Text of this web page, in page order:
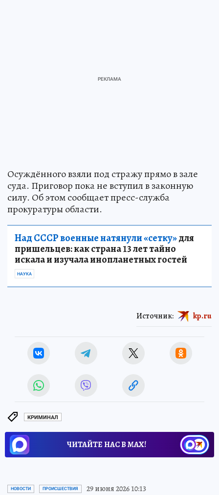
Осуждённого взяли под стражу прямо в зале
суда. Приговор пока не вступил в законную
силу. Об этом сообщает пресс-служба
прокуратуры области.
Над СССР военные натянули «сетку»для
пришельцев: как страна 13 лет тайно
искала и изучала инопланетных гостей
НАУКА
Источник: kp.ru
КРИМИНАЛ
ЧИТАЙТЕ НАС В МАХ!
НОВОСТИ ПРОИСШЕСТВИЯ 29 июня 2026 10:13